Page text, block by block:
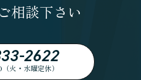
相談下さい
2622
火・水曜定休）